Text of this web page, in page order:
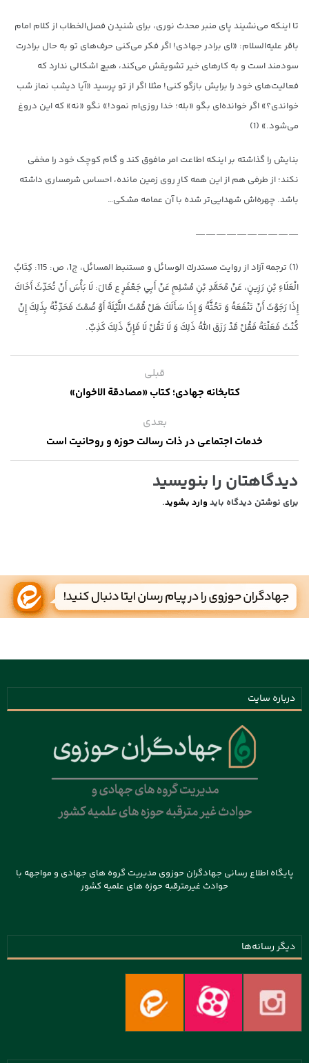
تا اینکه می‌نشیند پای منبر محدث نوری، برای شنیدن فصل‌الخطاب از کلام امام
باقر علیه‌السلام: «ای برادر جهادی! اگر فکر می‌کنی حرف‌های تو به حال برادرت
سودمند است و به کارهای خیر تشویقش می‌کند، هیچ اشکالی ندارد که
فعالیت‌های خود را برایش بازگو کنی! مثلا اگر از تو پرسید «آیا دیشب نماز شب
خواندی؟» اگر خوانده‌ای بگو «بله؛ خدا روزی‌ام نمود!» نگو «نه» که این دروغ
می‌شود.» (1)
بنایش را گذاشته بر اینکه اطاعت امر مافوق کند و گام کوچک خود را مخفی
نکند؛ از طرفی هم از این همه کارِ روی زمین مانده، احساس شرمساری داشته
باشد. چهره‌اش شهدایی‌تر شده با آن عمامه مشکی…
——————————
(1) ترجمه آزاد از روایت مستدرك الوسائل و مستنبط المسائل، ج‏1، ص: 115: كِتَابُ
الْعَلَاءِ بْنِ رَزِينٍ، عَنْ مُحَمَّدِ بْنِ مُسْلِمٍ عَنْ أَبِي جَعْفَرٍ ع قَالَ: لَا بَأْسَ أَنْ تُحَدِّثَ أَخَاكَ
إِذَا رَجَوْتَ أَنْ تَنْفَعَهُ وَ تَحُثَّهُ وَ إِذَا سَأَلَكَ هَلْ قُمْتَ اللَّيْلَةَ أَوْ صُمْتَ فَحَدِّثْهُ بِذَلِكَ إِنْ
كُنْتَ فَعَلْتَهُ فَقُلْ قَدْ رَزَقَ اللَّهُ ذَلِكَ وَ لَا تَقُلْ لَا فَإِنَّ ذَلِكَ كَذِبٌ.
قبلی
کتابخانه جهادی؛ کتاب «مصادقة الاخوان»
بعدی
خدمات اجتماعی در ذات رسالت حوزه و روحانیت است
دیدگاهتان را بنویسید
برای نوشتن دیدگاه باید وارد بشوید.
درباره سایت
پایگاه اطلاع رسانی جهادگران حوزوی مدیریت گروه های جهادی و مواجهه با
حوادث غیرمترقبه حوزه های علمیه کشور
دیگر رسانه‌ها